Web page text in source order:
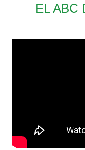
EL ABC